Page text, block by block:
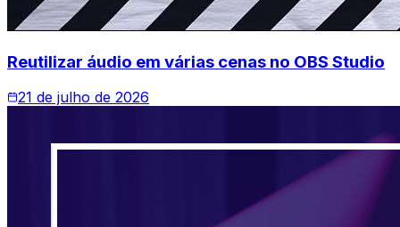
Reutilizar áudio em várias cenas no OBS Studio
21 de julho de 2026